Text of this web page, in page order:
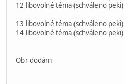
12 libovolné téma (schváleno peki)
13 libovolné téma (schváleno peki)
14 libovolné téma (schváleno peki)
Obr dodám